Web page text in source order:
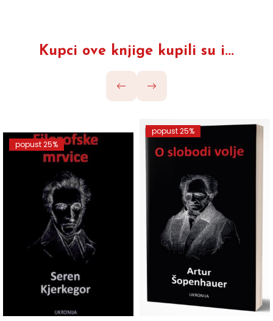
Kupci ove knjige kupili su i...
popust 25%
popust 25%